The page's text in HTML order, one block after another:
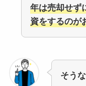
年は売却せず
資をするのが
そう